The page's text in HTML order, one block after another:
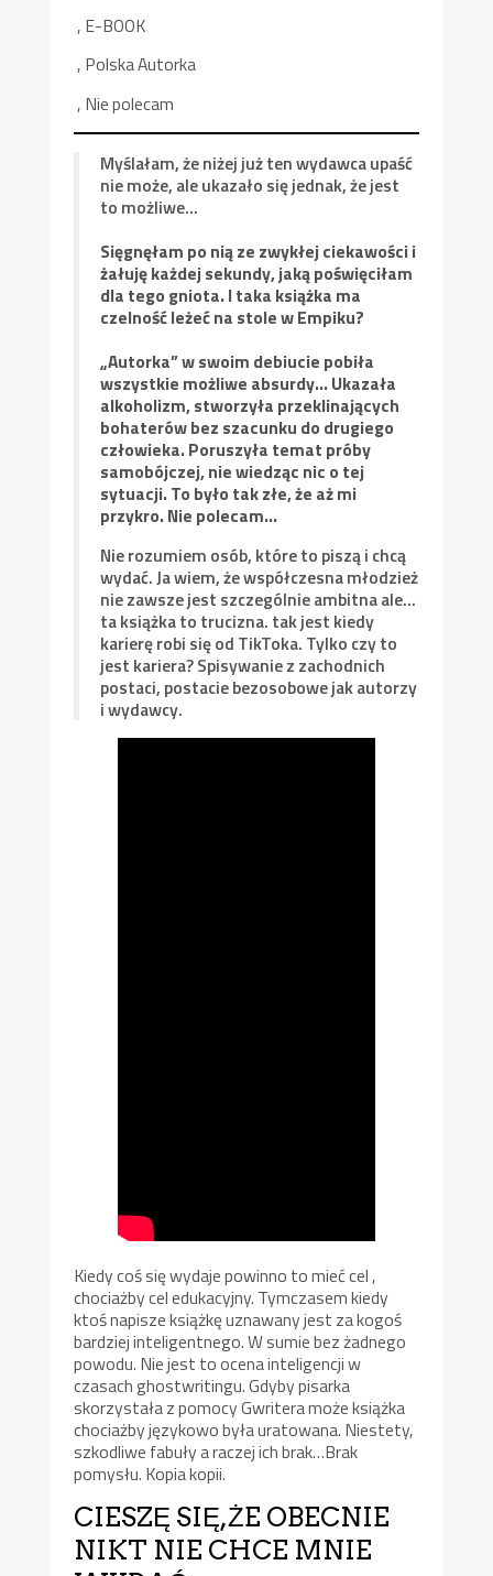
, E-BOOK
, Polska Autorka
, Nie polecam
Myślałam, że niżej już ten wydawca upaść
nie może, ale ukazało się jednak, że jest
to możliwe…
Sięgnęłam po nią ze zwykłej ciekawości i
żałuję każdej sekundy, jaką poświęciłam
dla tego gniota. I taka książka ma
czelność leżeć na stole w Empiku?
„Autorka” w swoim debiucie pobiła
wszystkie możliwe absurdy… Ukazała
alkoholizm, stworzyła przeklinających
bohaterów bez szacunku do drugiego
człowieka. Poruszyła temat próby
samobójczej, nie wiedząc nic o tej
sytuacji. To było tak złe, że aż mi
przykro. Nie polecam…
Nie rozumiem osób, które to piszą i chcą
wydać. Ja wiem, że współczesna młodzież
nie zawsze jest szczególnie ambitna ale…
ta książka to trucizna. tak jest kiedy
karierę robi się od TikToka. Tylko czy to
jest kariera? Spisywanie z zachodnich
postaci, postacie bezosobowe jak autorzy
i wydawcy.
Kiedy coś się wydaje powinno to mieć cel ,
chociażby cel edukacyjny. Tymczasem kiedy
ktoś napisze książkę uznawany jest za kogoś
bardziej inteligentnego. W sumie bez żadnego
powodu. Nie jest to ocena inteligencji w
czasach ghostwritingu. Gdyby pisarka
skorzystała z pomocy Gwritera może książka
chociażby językowo była uratowana. Niestety,
szkodliwe fabuły a raczej ich brak…Brak
pomysłu. Kopia kopii.
CIESZĘ SIĘ,ŻE OBECNIE
NIKT NIE CHCE MNIE